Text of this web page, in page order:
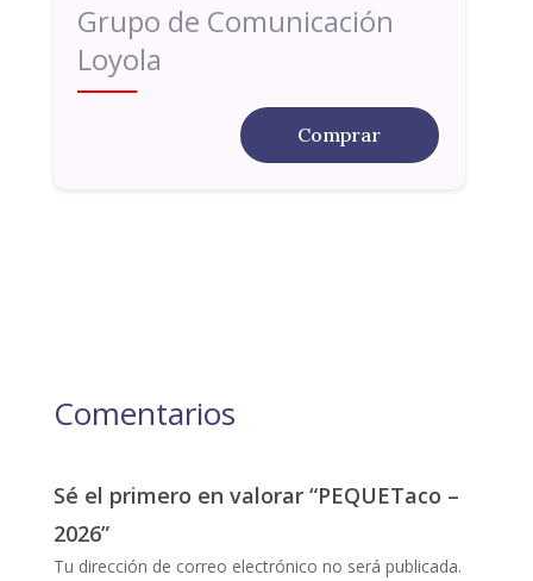
Grupo de Comunicación
Loyola
Comprar
Comentarios
Sé el primero en valorar “PEQUETaco –
2026”
Tu dirección de correo electrónico no será publicada.